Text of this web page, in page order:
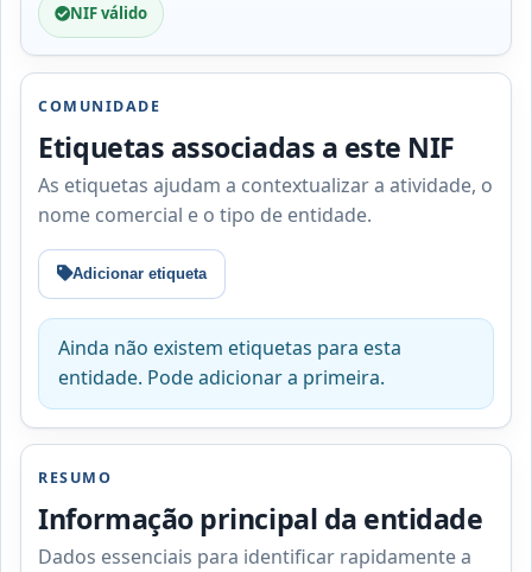
NIF válido
COMUNIDADE
Etiquetas associadas a este NIF
As etiquetas ajudam a contextualizar a atividade, o
nome comercial e o tipo de entidade.
Adicionar etiqueta
Ainda não existem etiquetas para esta
entidade. Pode adicionar a primeira.
RESUMO
Informação principal da entidade
Dados essenciais para identificar rapidamente a